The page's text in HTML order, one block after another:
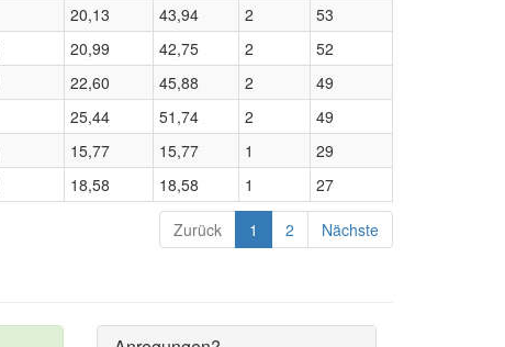
20,13 43,94 2
53
20,99 42,75 2
52
22,60 45,88 2
49
25,44 51,74 2
49
15,77 15,77 1
29
18,58 18,58 1
27
Zurück 1 2 Nächste